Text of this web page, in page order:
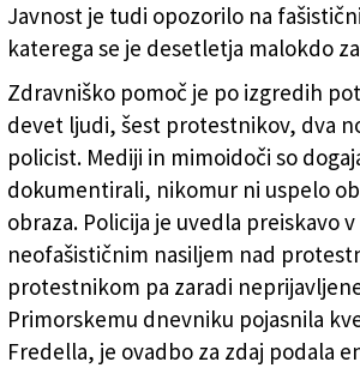
Javnost je tudi opozorilo na
katerega se je desetletja malokdo
Zdravniško pomoč je po izgredih
devet ljudi, šest protestnikov, dva
policist. Mediji in mimoidoči so
dokumentirali, nikomur ni uspelo
obraza. Policija je uvedla preiskavo v
neofašističnim nasiljem nad
protestnikom pa zaradi
Primorskemu dnevniku pojasnila
Fredella, je ovadbo za zdaj podala